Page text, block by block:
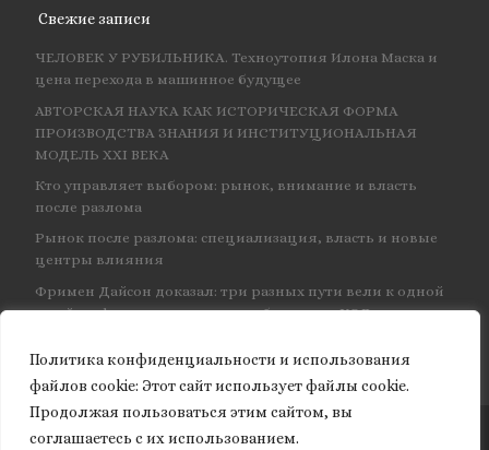
Политика конфиденциальности и использования
файлов сookie: Этот сайт использует файлы cookie.
Продолжая пользоваться этим сайтом, вы
соглашаетесь с их использованием.
Свежие записи
ЧЕЛОВЕК У РУБИЛЬНИКА. Техноутопия Илона Маска и
цена перехода в машинное будущее
АВТОРСКАЯ НАУКА КАК ИСТОРИЧЕСКАЯ ФОРМА
ПРОИЗВОДСТВА ЗНАНИЯ И ИНСТИТУЦИОНАЛЬНАЯ
МОДЕЛЬ XXI ВЕКА
Кто управляет выбором: рынок, внимание и власть
после разлома
Рынок после разлома: специализация, власть и новые
центры влияния
Фримен Дайсон доказал: три разных пути вели к одной
и той же физике — и навсегда объединил КЭД
© 2026Granite of science– Все права защищены